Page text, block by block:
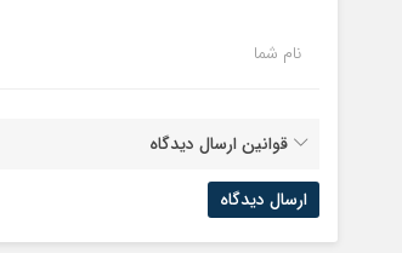
نام شما
قوانین ارسال دیدگاه